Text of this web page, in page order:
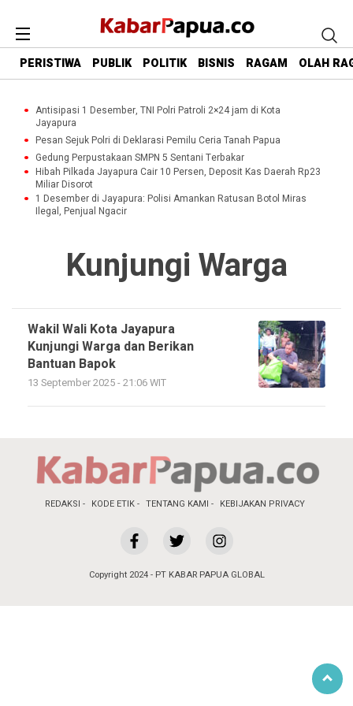
PERISTIWA PUBLIK POLITIK BISNIS RAGAM OLAH
Antisipasi 1 Desember, TNI Polri Patroli 2×24 jam di Kota
Jayapura
Pesan Sejuk Polri di Deklarasi Pemilu Ceria Tanah Papua
Gedung Perpustakaan SMPN 5 Sentani Terbakar
Hibah Pilkada Jayapura Cair 10 Persen, Deposit Kas Daerah Rp23
Miliar Disorot
1 Desember di Jayapura: Polisi Amankan Ratusan Botol Miras
Ilegal, Penjual Ngacir
Kunjungi Warga
Wakil Wali Kota Jayapura
Kunjungi Warga dan Berikan
Bantuan Bapok
13 September 2025 - 21:06 WIT
REDAKSI KODE ETIK TENTANG KAMI KEBIJAKAN PRIVACY
Copyright 2024 - PT KABAR PAPUA GLOBAL